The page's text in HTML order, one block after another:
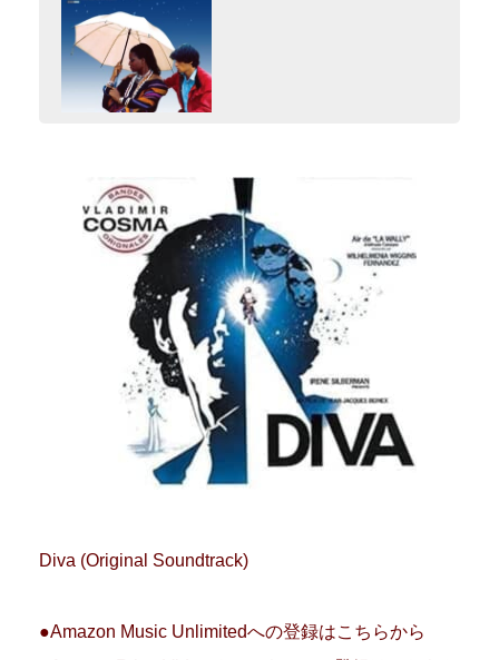
Diva (Original Soundtrack)
●Amazon Music Unlimitedへの登録はこちらから